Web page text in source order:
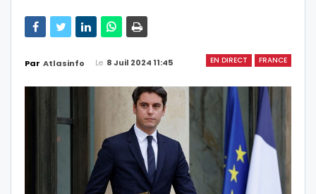
EN DIRECT FRANCE
Par Atlasinfo Le 8 Juil 2024 11:45